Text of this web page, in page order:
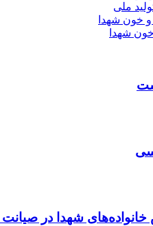
ملی
شهدا
خانواده‌های شهدا در